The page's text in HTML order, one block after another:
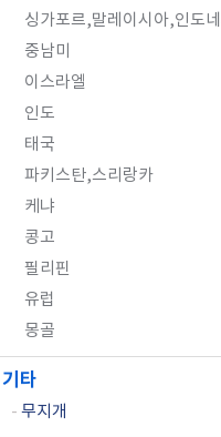
싱가포르,말레이시아,인도
중남미
이스라엘
인도
태국
파키스탄,스리랑카
케냐
콩고
필리핀
유럽
몽골
기타
- 무지개